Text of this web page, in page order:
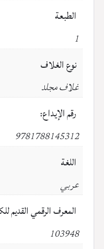
الطبعة
1
نوع الغلاف
غلاف مجلد
رقم الإيداع:
9781788145312
اللغة
عربي
المعرف الرقمي القديم
103948